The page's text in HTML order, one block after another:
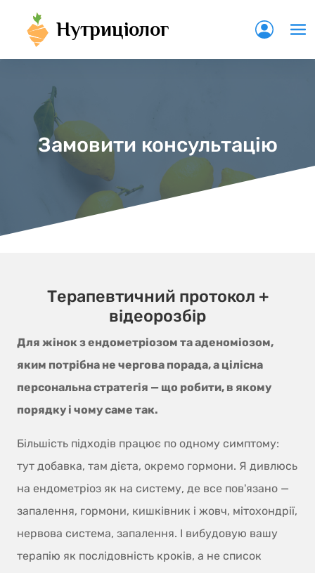
Нутриціолог
Замовити консультацію
Терапевтичний протокол +
відеорозбір
Для жінок з ендометріозом та аденоміозом,
яким потрібна не чергова порада, а цілісна
персональна стратегія — що робити, в якому
порядку і чому саме так.
Більшість підходів працює по одному симптому:
тут добавка, там дієта, окремо гормони. Я дивлюсь
на ендометріоз як на систему, де все пов'язано —
запалення, гормони, кишківник і жовч, мітохондрії,
нервова система, запалення. І вибудовую вашу
терапію як послідовність кроків, а не список